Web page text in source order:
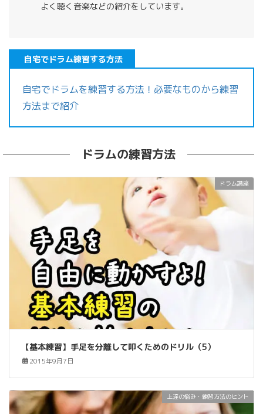
よく聴く音楽などの紹介をしています。
自宅でドラム練習する方法
自宅でドラムを練習する方法！必要なものから練習
方法まで紹介
ドラムの練習方法
ドラム講座
【基本練習】手足を分離して叩くためのドリル（5）
2015年9月7日
上達の悩み・練習方法のヒント